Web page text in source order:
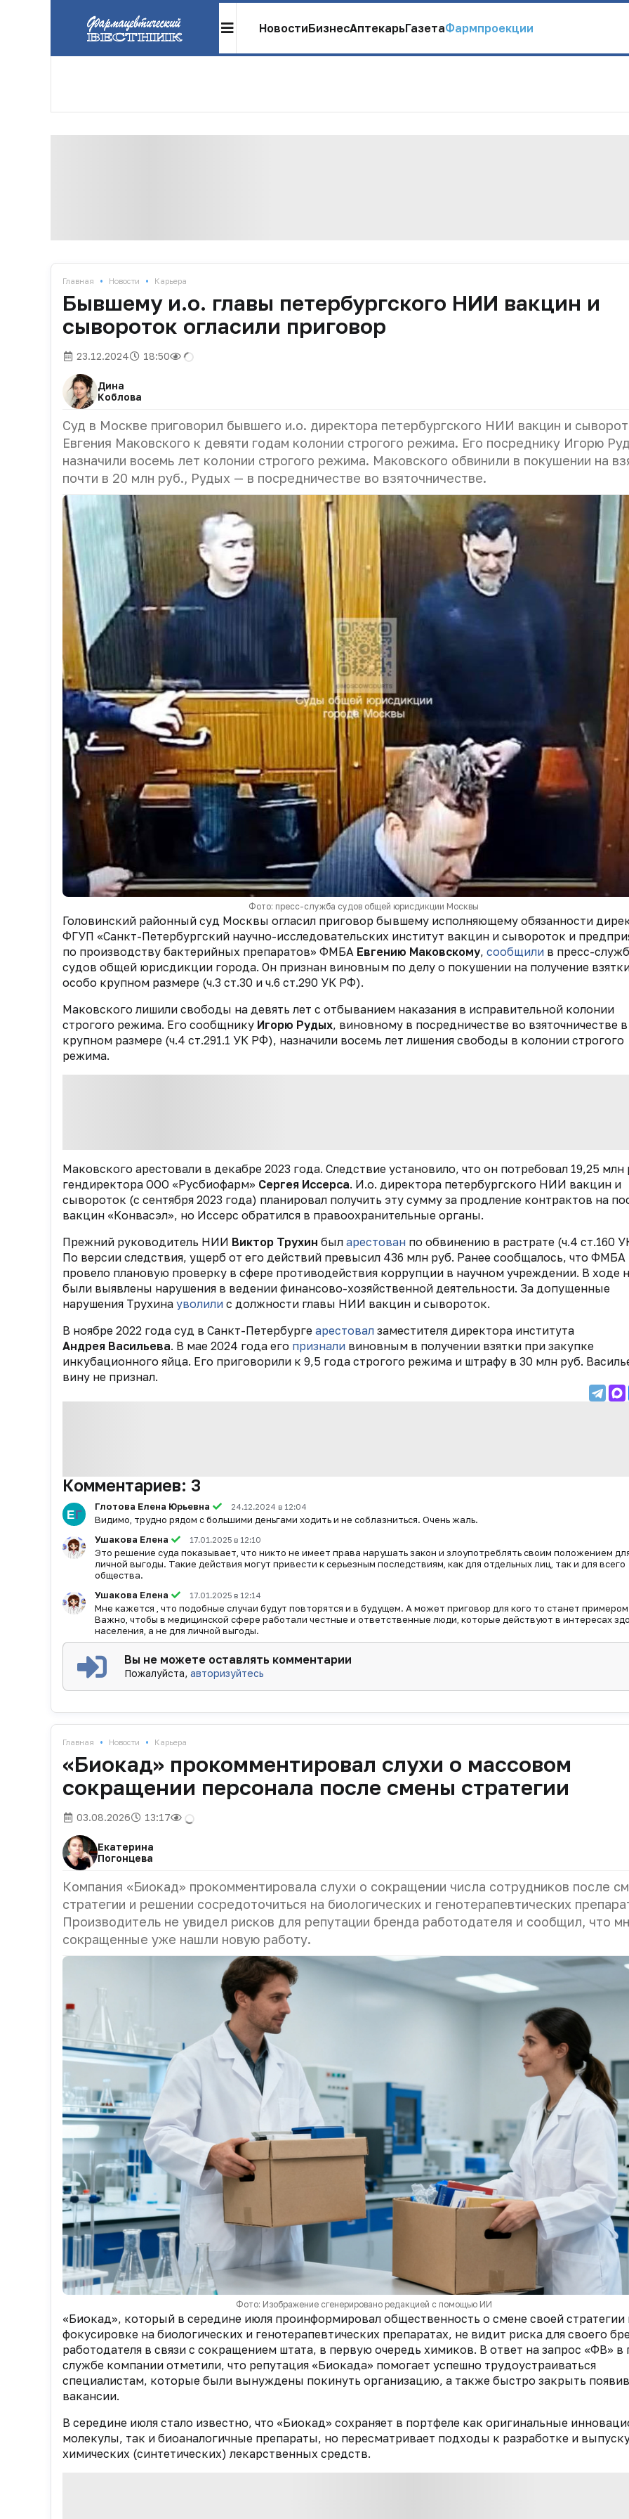
НовостиБизнесАптекарьГазетаФармпроекции
Главная • Новости • Карьера
Бывшему и.о. главы петербургского НИИ вакцин и
сывороток огласили приговор
23.12.2024 18:50
Дина
Коблова
Суд в Москве приговорил бывшего и.о. директора петербургского НИИ вакцин и
Евгения Маковского к девяти годам колонии строгого режима. Его посреднику Игорю
назначили восемь лет колонии строгого режима. Маковского обвинили в покушении на
почти в 20 млн руб., Рудых — в посредничестве во взяточничестве.
Фото: пресс-служба судов общей юрисдикции Москвы
Головинский районный суд Москвы огласил приговор бывшему исполняющему обязанности
ФГУП «Санкт-Петербургский научно-исследовательских институт вакцин и сывороток и
по производству бактерийных препаратов» ФМБА Евгению Маковскому, сообщили в пресс-
судов общей юрисдикции города. Он признан виновным по делу о покушении на получение
особо крупном размере (ч.3 ст.30 и ч.6 ст.290 УК РФ).
Маковского лишили свободы на девять лет с отбыванием наказания в исправительной колонии
строгого режима. Его сообщнику Игорю Рудых, виновному в посредничестве во взяточничестве
крупном размере (ч.4 ст.291.1 УК РФ), назначили восемь лет лишения свободы в колонии строгого
режима.
Маковского арестовали в декабре 2023 года. Следствие установило, что он потребовал 19,25 млн
гендиректора ООО «Русбиофарм» Сергея Иссерса. И.о. директора петербургского НИИ вакцин и
сывороток (с сентября 2023 года) планировал получить эту сумму за продление контрактов на
вакцин «Конвасэл», но Иссерс обратился в правоохранительные органы.
Прежний руководитель НИИ Виктор Трухин был арестован по обвинению в растрате (ч.4 ст.160
По версии следствия, ущерб от его действий превысил 436 млн руб. Ранее сообщалось, что ФМБА
провело плановую проверку в сфере противодействия коррупции в научном учреждении. В ходе
были выявлены нарушения в ведении финансово-хозяйственной деятельности. За допущенные
нарушения Трухина уволили с должности главы НИИ вакцин и сывороток.
В ноябре 2022 года суд в Санкт-Петербурге арестовал заместителя директора института
Андрея Васильева. В мае 2024 года его признали виновным в получении взятки при закупке
инкубационного яйца. Его приговорили к 9,5 года строгого режима и штрафу в 30 млн руб.
вину не признал.
Комментариев: 3
Глотова Елена Юрьевна 24.12.2024 в 12:04
Видимо, трудно рядом с большими деньгами ходить и не соблазниться. Очень жаль.
Ушакова Елена
17.01.2025 в 12:10
Это решение суда показывает, что никто не имеет права нарушать закон и злоупотреблять своим положением
личной выгоды. Такие действия могут привести к серьезным последствиям, как для отдельных лиц, так и для всего
общества.
Ушакова Елена
17.01.2025 в 12:14
Мне кажется , что подобные случаи будут повторятся и в будущем. А может приговор для кого то станет
Важно, чтобы в медицинской сфере работали честные и ответственные люди, которые действуют в интересах
населения, а не для личной выгоды.
Вы не можете оставлять комментарии
Пожалуйста,авторизуйтесь
Главная • Новости • Карьера
«Биокад» прокомментировал слухи о массовом
сокращении персонала после смены стратегии
03.08.2026 13:17
Екатерина
Погонцева
Компания «Биокад» прокомментировала слухи о сокращении числа сотрудников после
стратегии и решении сосредоточиться на биологических и генотерапевтических
Производитель не увидел рисков для репутации бренда работодателя и сообщил, что
сокращенные уже нашли новую работу.
Фото: Изображение сгенерировано редакцией с помощью ИИ
«Биокад», который в середине июля проинформировал общественность о смене своей стратегии
фокусировке на биологических и генотерапевтических препаратах, не видит риска для своего
работодателя в связи с сокращением штата, в первую очередь химиков. В ответ на запрос «ФВ» в
службе компании отметили, что репутация «Биокада» помогает успешно трудоустраиваться
специалистам, которые были вынуждены покинуть организацию, а также быстро закрыть
вакансии.
В середине июля стало известно, что «Биокад» сохраняет в портфеле как оригинальные
молекулы, так и биоаналогичные препараты, но пересматривает подходы к разработке и
химических (синтетических) лекарственных средств.